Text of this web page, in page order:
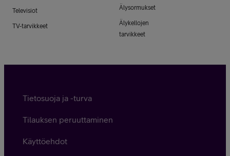
Televisiot
TV-tarvikkeet
Älysormukset
Älykellojen
tarvikkeet
Tietosuoja ja -turva
Tilauksen peruuttaminen
Käyttöehdot